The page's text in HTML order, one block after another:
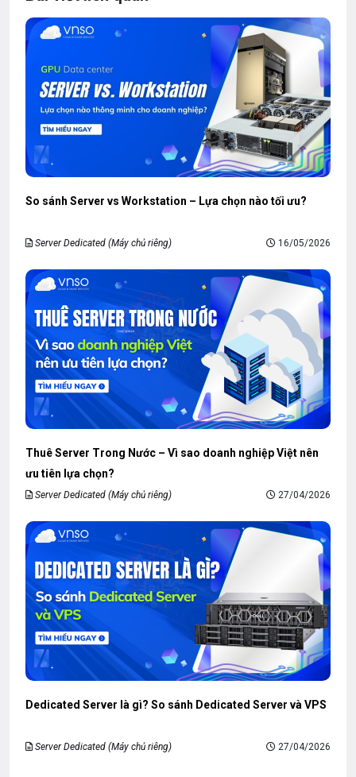
So sánh Server vs Workstation – Lựa chọn nào tối ưu?
Server Dedicated (Máy chủ riêng) 16/05/2026
Thuê Server Trong Nước – Vì sao doanh nghiệp Việt nên
ưu tiên lựa chọn?
Server Dedicated (Máy chủ riêng) 27/04/2026
Dedicated Server là gì? So sánh Dedicated Server và VPS
Server Dedicated (Máy chủ riêng) 27/04/2026